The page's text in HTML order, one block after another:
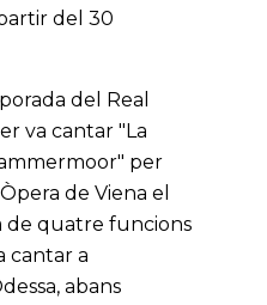
del 30
del Real
va cantar "La
per
de Viena el
de quatre funcions
cantar a
abans